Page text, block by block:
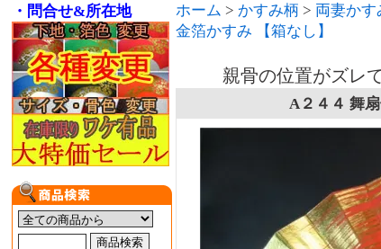
・問合せ&所在地
ホーム > かすみ柄 > 両妻かす
金箔かすみ 【箱なし】
親骨の位置がズレ
A２４４ 舞